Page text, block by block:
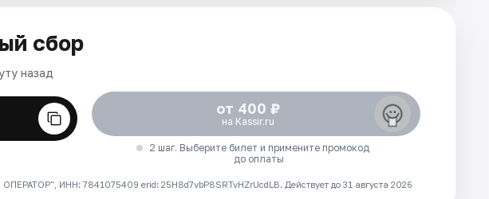
сбор
назад
от 400 ₽
на Kassir.ru
2 шаг. Выберите билет и примените промокод
до оплаты
ИНН: 7841075409 erid: 25H8d7vbP8SRTvHZrUcdLB. Действует до 31 августа 2026